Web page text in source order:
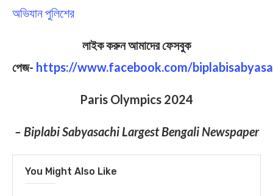
অভিযান পুলিশের
লাইক করুন আমাদের ফেসবুক
পেজ- https://www.facebook.com/
Paris Olympics 2024
– Biplabi Sabyasachi Largest Bengali Newspaper
You Might Also Like